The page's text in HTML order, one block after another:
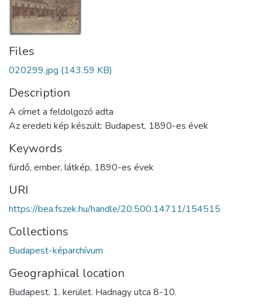
Files
020299.jpg (143.59 KB)
Description
A címet a feldolgozó adta
Az eredeti kép készült: Budapest, 1890-es évek
Keywords
fürdő, ember, látkép, 1890-es évek
URI
https://bea.fszek.hu/handle/20.500.14711/154515
Collections
Budapest-képarchívum
Geographical location
Budapest. 1. kerület. Hadnagy utca 8-10.